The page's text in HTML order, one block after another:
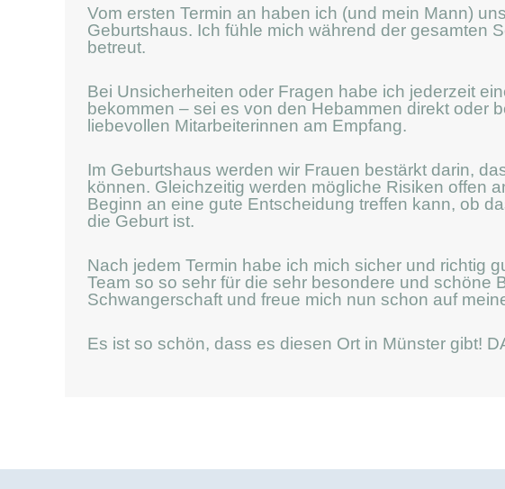
Vom ersten Termin an haben ich (und mein Mann)
Geburtshaus. Ich fühle mich während der gesamten
betreut.
Bei Unsicherheiten oder Fragen habe ich jederzeit
bekommen – sei es von den Hebammen direkt oder
liebevollen Mitarbeiterinnen am Empfang.
Im Geburtshaus werden wir Frauen bestärkt darin,
können. Gleichzeitig werden mögliche Risiken offen
Beginn an eine gute Entscheidung treffen kann, ob
die Geburt ist.
Nach jedem Termin habe ich mich sicher und richtig
Team so so sehr für die sehr besondere und schöne
Schwangerschaft und freue mich nun schon auf
Es ist so schön, dass es diesen Ort in Münster gibt!